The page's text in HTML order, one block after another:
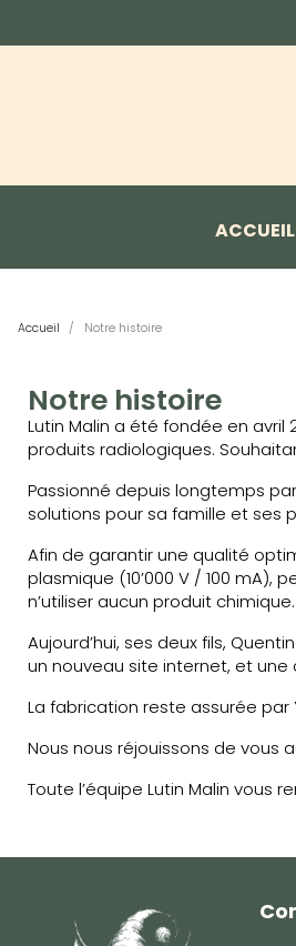
ACCUEIL
Accueil Notre histoire
Notre histoire
Lutin Malin a été fondée en
produits radiologiques.
Passionné depuis longtemps
solutions pour sa famille et ses
Afin de garantir une qualité
plasmique (10’000 V / 100
n’utiliser aucun produit chimique.
Aujourd’hui, ses deux fils,
un nouveau site internet, et
La fabrication reste assurée par
Nous nous réjouissons de vous
Toute l’équipe Lutin Malin vous